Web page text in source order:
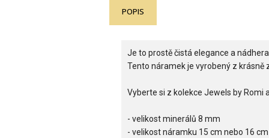
POPIS
Je to prostě čistá elegance a
Tento náramek je vyrobený z krásně
Vyberte si z kolekce Jewels by Romi
- velikost minerálů 8 mm
- velikost náramku 15 cm nebo 16 cm